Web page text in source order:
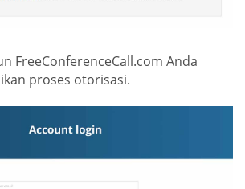
FreeConferenceCall.com Anda
proses otorisasi.